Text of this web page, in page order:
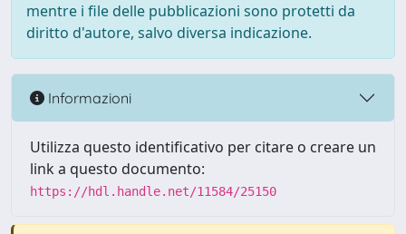
mentre i file delle pubblicazioni sono protetti da
diritto d'autore, salvo diversa indicazione.
Informazioni
Utilizza questo identificativo per citare o creare un
link a questo documento:
https://hdl.handle.net/11584/25150